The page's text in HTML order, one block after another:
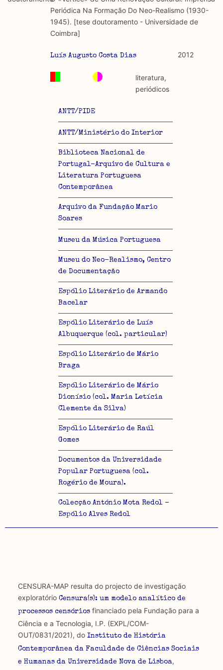
académicos.
Limitações
produzidos até 2022, contudo não foi possível ter acesso
discurso e uso da liberdade de expressão. Trata-se de
uma censura que é omnipresente, dado que é
constitutiva do próprio acto de fala.
abordagens.
Tipo investigação realizada
Empírica
Combinação teórico-empírica
Os resultados obtidos podem ser exportados em formato
.csv para importação em programas de folha de cálculo
Periódica Na Formação Do Neo-Realismo (1930-
1945). [tese doutoramento - Universidade de
Coimbra]
Luís Augusto Costa Dias 2012
ANTT/PIDE
ANTT/Ministério do Interior
Biblioteca Nacional de
Portugal-Arquivo de Cultura e
Literatura Portuguesa
Contemporânea
Arquivo da Fundação Mario
Soares
Museu da Música Portuguesa
Museu do Neo-Realismo, Centro
de Documentação
Espólio Literário de Armando
Bacelar
Espólio Literário de Luís
Albuquerque (col. particular)
Espólio Literário de Mário
Braga
Espólio Literário de Mário
Dionísio (col. Maria Letícia
Clemente da Silva)
Espólio Literário de Raúl
Gomes
Documentos da Universidade
Popular Portuguesa (col.
Rogério de Moura).
Colecção António Mota Redol -
Espólio Alves Redol
literatura,
periódicos
CENSURA-MAP resulta do projecto de investigação
exploratório Censura(s): um modelo analítico de
processos censóriosfinanciado pela Fundação para a
Ciência e a Tecnologia, I.P. (EXPL/COM-
OUT/0831/2021), do Instituto de História
Contemporânea da Faculdade de Ciências Sociais
e Humanas da Universidade Nova de Lisboa,